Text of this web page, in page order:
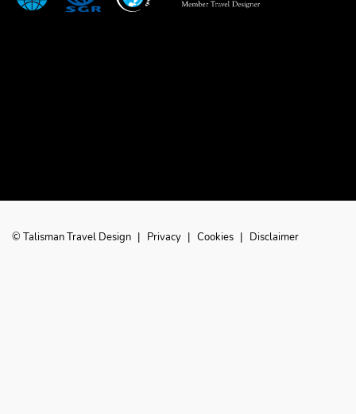
© Talisman Travel Design | Privacy | Cookies | Disclaimer